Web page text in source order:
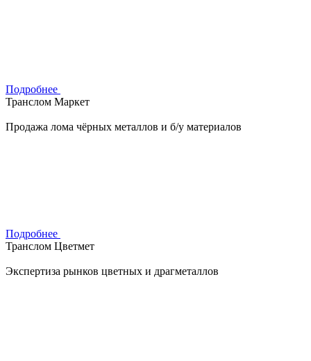
Подробнее
Транслом Маркет
Продажа лома чёрных металлов и б/у материалов
Подробнее
Транслом Цветмет
Экспертиза рынков цветных и драгметаллов